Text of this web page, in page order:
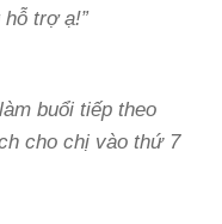
trợ ạ!”
buổi tiếp theo
cho chị vào thứ 7